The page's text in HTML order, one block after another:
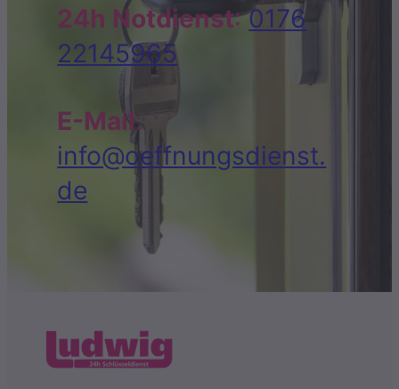
24h Notdienst:0176
22145965
E-Mail:
info@oeffnungsdienst.
de